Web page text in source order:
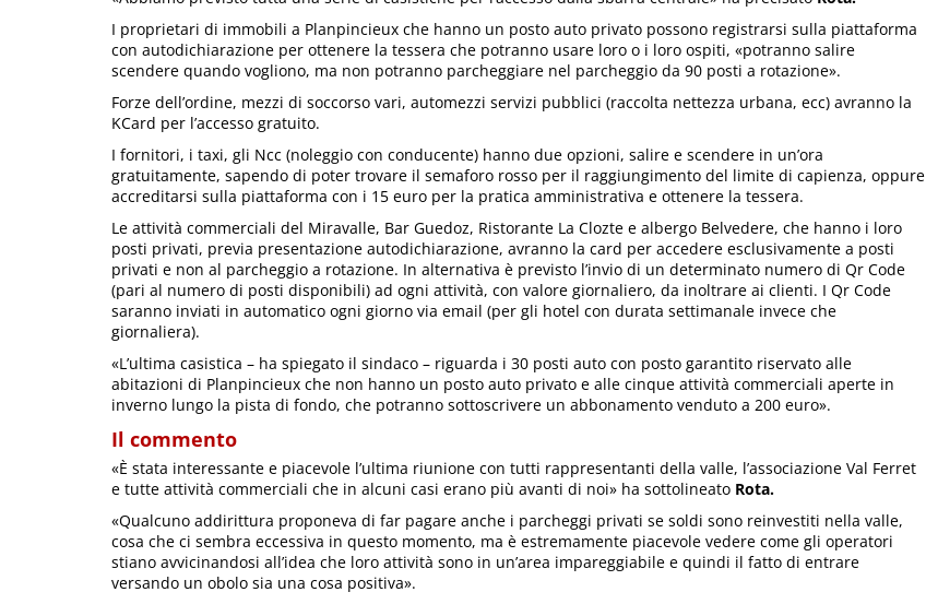
I proprietari di immobili a Planpincieux che hanno un posto auto privato possono registrarsi sulla piattaforma
con autodichiarazione per ottenere la tessera che potranno usare loro o i loro ospiti, «potranno salire
scendere quando vogliono, ma non potranno parcheggiare nel parcheggio da 90 posti a rotazione».
Forze dell’ordine, mezzi di soccorso vari, automezzi servizi pubblici (raccolta nettezza urbana, ecc) avranno la
KCard per l’accesso gratuito.
I fornitori, i taxi, gli Ncc (noleggio con conducente) hanno due opzioni, salire e scendere in un’ora
gratuitamente, sapendo di poter trovare il semaforo rosso per il raggiungimento del limite di capienza, oppure
accreditarsi sulla piattaforma con i 15 euro per la pratica amministrativa e ottenere la tessera.
Le attività commerciali del Miravalle, Bar Guedoz, Ristorante La Clozte e albergo Belvedere, che hanno i loro
posti privati, previa presentazione autodichiarazione, avranno la card per accedere esclusivamente a posti
privati e non al parcheggio a rotazione. In alternativa è previsto l’invio di un determinato numero di Qr Code
(pari al numero di posti disponibili) ad ogni attività, con valore giornaliero, da inoltrare ai clienti. I Qr Code
saranno inviati in automatico ogni giorno via email (per gli hotel con durata settimanale invece che
giornaliera).
«L’ultima casistica – ha spiegato il sindaco – riguarda i 30 posti auto con posto garantito riservato alle
abitazioni di Planpincieux che non hanno un posto auto privato e alle cinque attività commerciali aperte in
inverno lungo la pista di fondo, che potranno sottoscrivere un abbonamento venduto a 200 euro».
Il commento
«È stata interessante e piacevole l’ultima riunione con tutti rappresentanti della valle, l’associazione Val Ferret
e tutte attività commerciali che in alcuni casi erano più avanti di noi» ha sottolineato Rota.
«Qualcuno addirittura proponeva di far pagare anche i parcheggi privati se soldi sono reinvestiti nella valle,
cosa che ci sembra eccessiva in questo momento, ma è estremamente piacevole vedere come gli operatori
stiano avvicinandosi all’idea che loro attività sono in un’area impareggiabile e quindi il fatto di entrare
versando un obolo sia una cosa positiva».